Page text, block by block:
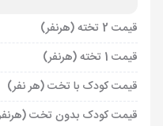
قیمت 2 تخته (هرنفر)
قیمت 1 تخته (هرنفر)
قیمت کودک با تخت (هر نفر)
قیمت کودک بدون تخت